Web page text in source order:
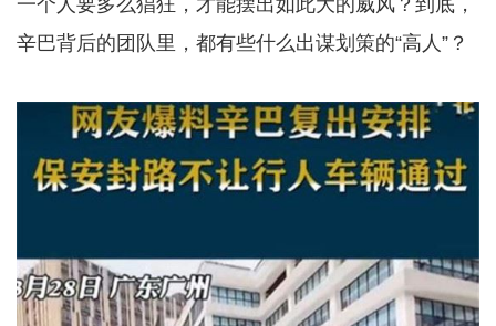
一个人要多么猖狂，才能摆出如此大的威风？到底，
辛巴背后的团队里，都有些什么出谋划策的“高人”？